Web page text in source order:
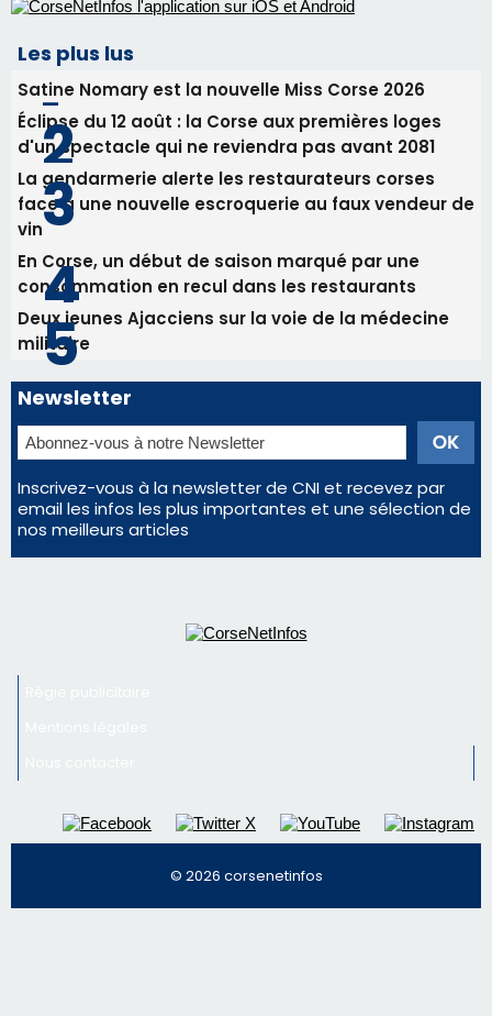
Les plus lus
Satine Nomary est la nouvelle Miss Corse 2026
Éclipse du 12 août : la Corse aux premières loges
d'un spectacle qui ne reviendra pas avant 2081
La gendarmerie alerte les restaurateurs corses
face à une nouvelle escroquerie au faux vendeur de
vin
En Corse, un début de saison marqué par une
consommation en recul dans les restaurants
Deux jeunes Ajacciens sur la voie de la médecine
militaire
Newsletter
Inscrivez-vous à la newsletter de CNI et recevez par
email les infos les plus importantes et une sélection de
nos meilleurs articles
© 2026 corsenetinfos